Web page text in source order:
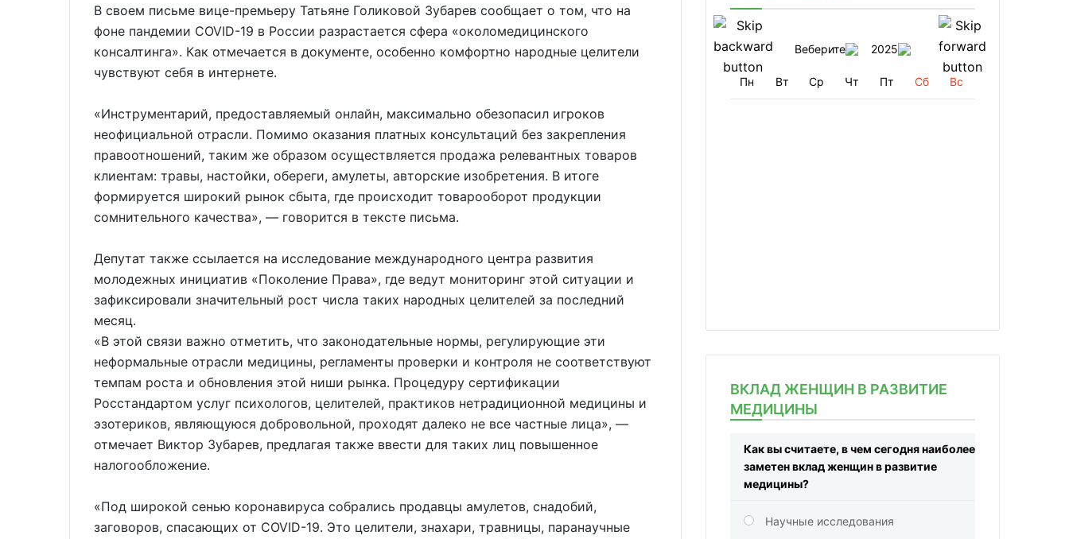
В своем письме вице-премьеру Татьяне Голиковой Зубарев сообщает о том, что на
фоне пандемии COVID-19 в России разрастается сфера «околомедицинского
консалтинга». Как отмечается в документе, особенно комфортно народные целители
чувствуют себя в интернете.
«Инструментарий, предоставляемый онлайн, максимально обезопасил игроков
неофициальной отрасли. Помимо оказания платных консультаций без закрепления
правоотношений, таким же образом осуществляется продажа релевантных товаров
клиентам: травы, настойки, обереги, амулеты, авторские изобретения. В итоге
формируется широкий рынок сбыта, где происходит товарооборот продукции
сомнительного качества», — говорится в тексте письма.
Депутат также ссылается на исследование международного центра развития
молодежных инициатив «Поколение Права», где ведут мониторинг этой ситуации и
зафиксировали значительный рост числа таких народных целителей за последний
месяц.
«В этой связи важно отметить, что законодательные нормы, регулирующие эти
неформальные отрасли медицины, регламенты проверки и контроля не соответствуют
темпам роста и обновления этой ниши рынка. Процедуру сертификации
Росстандартом услуг психологов, целителей, практиков нетрадиционной медицины и
эзотериков, являющуюся добровольной, проходят далеко не все частные лица», —
отмечает Виктор Зубарев, предлагая также ввести для таких лиц повышенное
налогообложение.
«Под широкой сенью коронавируса собрались продавцы амулетов, снадобий,
заговоров, спасающих от COVID-19. Это целители, знахари, травницы, паранаучные
Веберите 2025
Пн Вт Ср Чт Пт Сб Вс
ВКЛАД ЖЕНЩИН В РАЗВИТИЕ
МЕДИЦИНЫ
Как вы считаете, в чем сегодня наиболее
заметен вклад женщин в развитие
медицины?
Научные исследования